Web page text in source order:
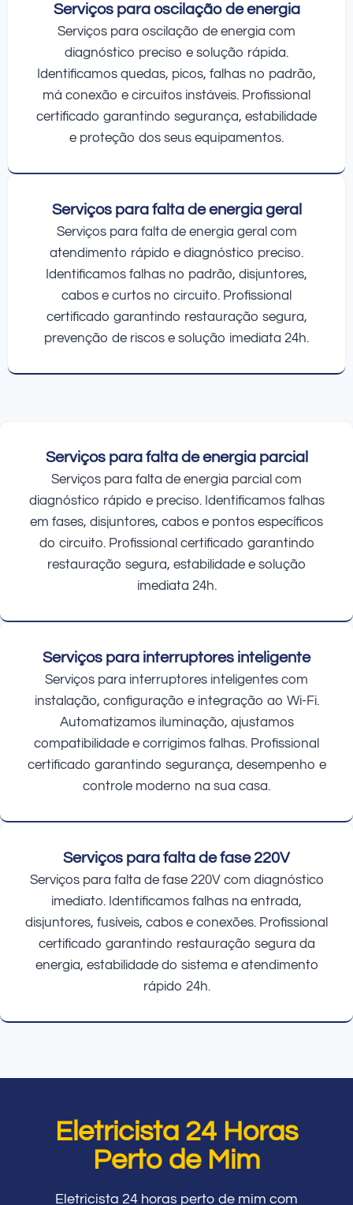
Serviços para oscilação de energia
Serviços para oscilação de energia com
diagnóstico preciso e solução rápida.
Identificamos quedas, picos, falhas no padrão,
má conexão e circuitos instáveis. Profissional
certificado garantindo segurança, estabilidade
e proteção dos seus equipamentos.
Serviços para falta de energia geral
Serviços para falta de energia geral com
atendimento rápido e diagnóstico preciso.
Identificamos falhas no padrão, disjuntores,
cabos e curtos no circuito. Profissional
certificado garantindo restauração segura,
prevenção de riscos e solução imediata 24h.
Serviços para falta de energia parcial
Serviços para falta de energia parcial com
diagnóstico rápido e preciso. Identificamos falhas
em fases, disjuntores, cabos e pontos específicos
do circuito. Profissional certificado garantindo
restauração segura, estabilidade e solução
imediata 24h.
Serviços para interruptores inteligente
Serviços para interruptores inteligentes com
instalação, configuração e integração ao Wi-Fi.
Automatizamos iluminação, ajustamos
compatibilidade e corrigimos falhas. Profissional
certificado garantindo segurança, desempenho e
controle moderno na sua casa.
Serviços para falta de fase 220V
Serviços para falta de fase 220V com diagnóstico
imediato. Identificamos falhas na entrada,
disjuntores, fusíveis, cabos e conexões. Profissional
certificado garantindo restauração segura da
energia, estabilidade do sistema e atendimento
rápido 24h.
Eletricista 24 Horas
Perto de Mim
Eletricista 24 horas perto de mim com